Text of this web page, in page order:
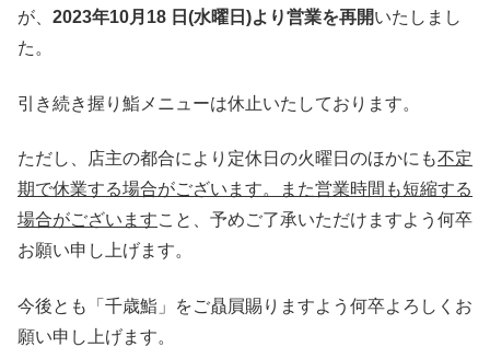
が、 2023年10月18 日(水曜日)より営業を再開いたしまし
た。
引き続き握り鮨メニューは休止いたしております。
ただし、店主の都合により定休日の火曜日のほかにも不定
期で休業する場合がございます。また営業時間も短縮する
場合がございますこと、予めご了承いただけますよう何卒
お願い申し上げます。
今後とも「千歳鮨」をご贔屓賜りますよう何卒よろしくお
願い申し上げます。